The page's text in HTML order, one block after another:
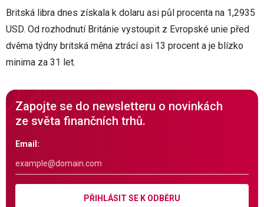
Britská libra dnes získala k dolaru asi půl procenta na 1,2935
USD. Od rozhodnutí Británie vystoupit z Evropské unie před
dvěma týdny britská měna ztrácí asi 13 procent a je blízko
minima za 31 let.
Zapojte se do newsletteru o novinkách
ze světa finančních trhů.
Email:
PŘIHLÁSIT SE K ODBĚRU